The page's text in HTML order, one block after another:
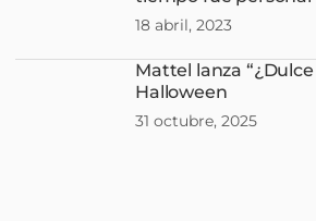
18 abril, 2023
Mattel lanza
Halloween
31 octubre, 2025